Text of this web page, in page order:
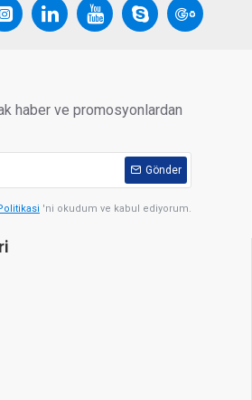
haber ve promosyonlardan
Gönder
'ni okudum ve kabul ediyorum.